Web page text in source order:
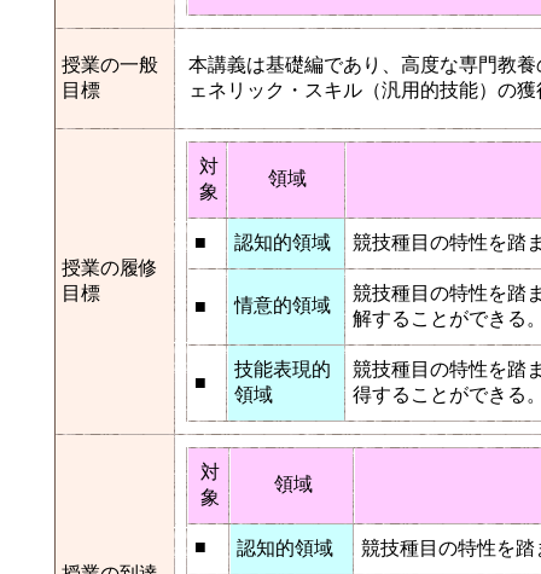
授業の一般
目標
本講義は基礎編であり、高度な専門教
ェネリック・スキル（汎用的技能）の
授業の履修
目標
対
象
領域
■ 認知的領域 競技種目の特性を踏
■ 情意的領域
競技種目の特性を踏
解することができる
■
技能表現的
領域
競技種目の特性を踏
得することができる
対
象
領域
■ 認知的領域 競技種目の特性を